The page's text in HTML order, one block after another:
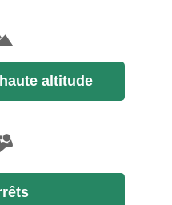
altitude